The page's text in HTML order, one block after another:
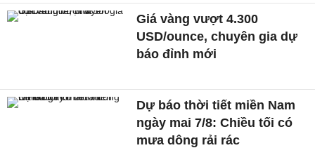
Giá vàng vượt 4.300
USD/ounce, chuyên gia dự
báo đỉnh mới
Dự báo thời tiết miền Nam
ngày mai 7/8: Chiều tối có
mưa dông rải rác